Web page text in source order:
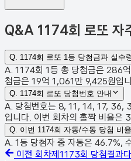
Q&A 1174회 로또 자
Q. 1174회 로또 1등 당첨금과 실수
A. 1174회 1등 총 당첨금은 286
첨금은 19억 1,061만 9,425원입
Q. 1174회 로또 당첨번호 안내
A. 당첨번호는 8, 11, 14, 17, 36,
입니다. 이번 회차의 홀짝 비율은
Q. 이번 1174회 자동/수동 당첨 비
A. 1등 당첨자 중 자동은 46.7%,
이전 회차제 1173회 당첨결과